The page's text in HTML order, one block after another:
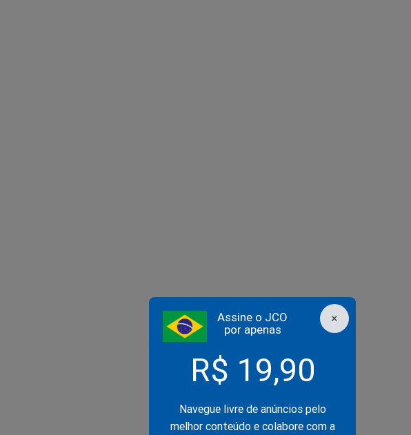
×
Assine o JCO
por apenas
R$ 19,90
Navegue livre de anúncios pelo
melhor conteúdo e colabore com a